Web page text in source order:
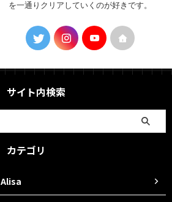
を一通りクリアしていくのが好きです。
サイト内検索
カテゴリ
Alisa